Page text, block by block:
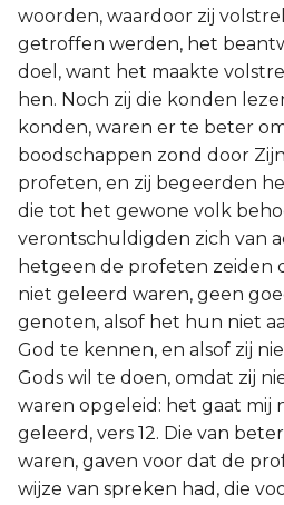
woorden, waardoor zij
getroffen werden, het
doel, want het maakte
hen. Noch zij die konden
konden, waren er te beter
boodschappen zond door
profeten, en zij begeerden
die tot het gewone volk
verontschuldigden zich van
hetgeen de profeten zeiden
niet geleerd waren, geen
genoten, alsof het hun niet
God te kennen, en alsof zij
Gods wil te doen, omdat zij
waren opgeleid: het gaat mij
geleerd, vers 12. Die van
waren, gaven voor dat de
wijze van spreken had, die